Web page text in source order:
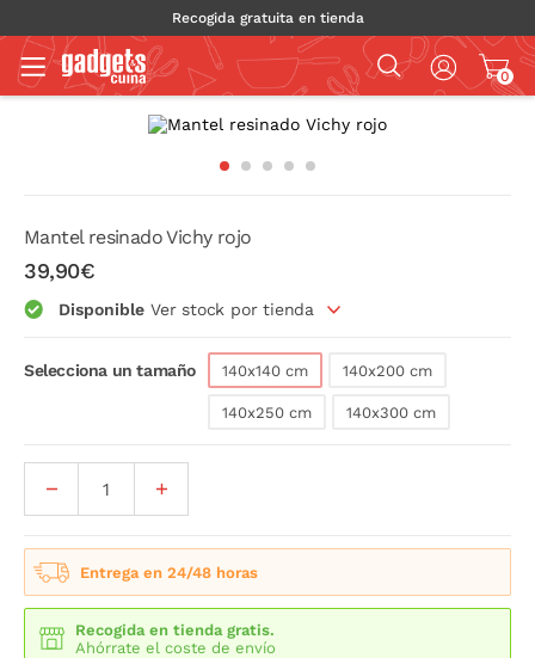
Recogida gratuita en tienda
0
Mantel resinado Vichy rojo
39,90€
Disponible Ver stock por tienda
Selecciona un tamaño 140x140 cm 140x200 cm
140x250 cm 140x300 cm
Entrega en 24/48 horas
Recogida en tienda gratis.
Ahórrate el coste de envío